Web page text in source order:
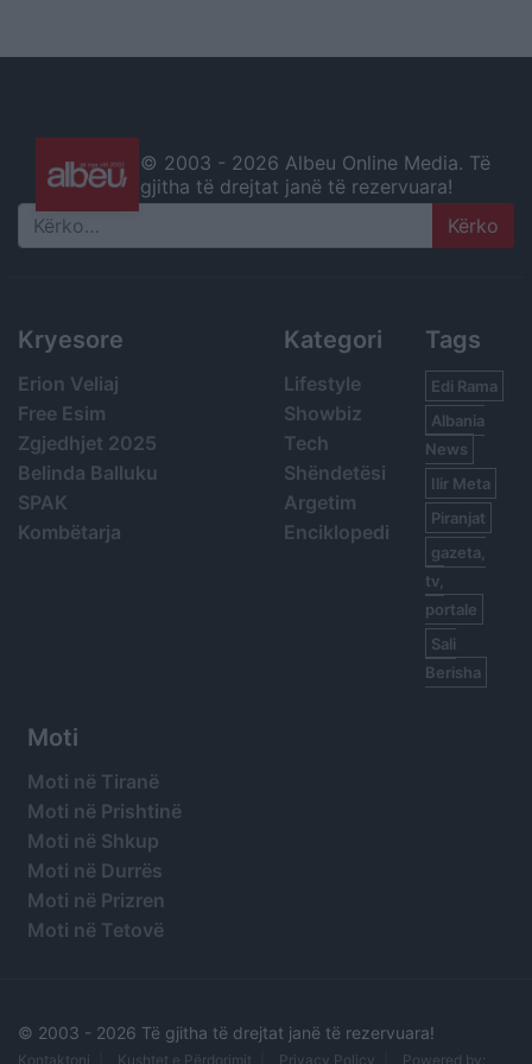
© 2003 - 2026 Albeu Online Media. Të
gjitha të drejtat janë të rezervuara!
Search
Kryesore
Erion Veliaj
Free Esim
Zgjedhjet 2025
Belinda Balluku
SPAK
Kombëtarja
Kategori
Lifestyle
Showbiz
Tech
Shëndetësi
Argetim
Enciklopedi
Tags
Edi Rama
Albania
News
Ilir Meta
Piranjat
gazeta,
tv,
portale
Sali
Berisha
Moti
Moti në Tiranë
Moti në Prishtinë
Moti në Shkup
Moti në Durrës
Moti në Prizren
Moti në Tetovë
© 2003 - 2026 Të gjitha të drejtat janë të rezervuara!
Kontaktoni Kushtet e Përdorimit Privacy Policy Powered by: